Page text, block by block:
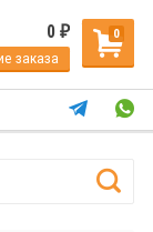
0
0₽
заказа